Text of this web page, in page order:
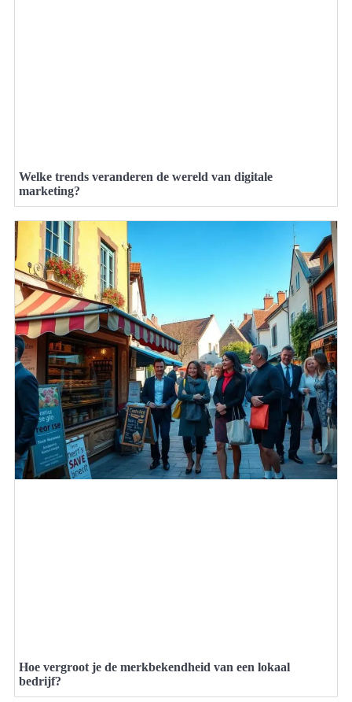
Welke trends veranderen de wereld van digitale
marketing?
Hoe vergroot je de merkbekendheid van een lokaal
bedrijf?